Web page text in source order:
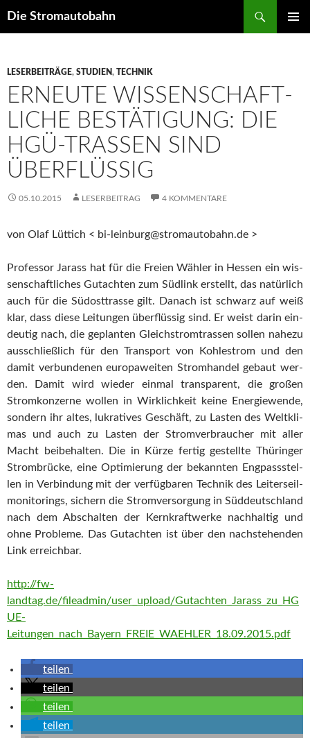
Die Stromautobahn
LESERBEITRÄGE, STUDIEN, TECHNIK
ERNEU­TE WIS­SEN­SCHAFT­
LI­CHE BESTÄ­TI­GUNG: DIE
HGÜ-TRAS­SEN SIND
ÜBERFLÜSSIG
05.10.2015 LESERBEITRAG 4 KOMMENTARE
von Olaf Lüt­tich < bi-leinburg@stromautobahn.de >
Pro­fes­sor Jarass hat für die Frei­en Wäh­ler in Hes­sen ein wis­
sen­schaft­li­ches Gut­ach­ten zum Süd­link erstellt, das natür­lich
auch für die Süd­ost­tras­se gilt. Danach ist schwarz auf weiß
klar, dass die­se Lei­tun­gen über­flüs­sig sind. Er weist dar­in ein­
deu­tig nach, die geplan­ten Gleich­strom­tras­sen sol­len nahe­zu
aus­schließ­lich für den Trans­port von Koh­lestrom und den
damit ver­bun­de­nen euro­pa­wei­ten Strom­han­del gebaut wer­
den. Damit wird wie­der ein­mal trans­pa­rent, die gro­ßen
Strom­kon­zer­ne wol­len in Wirk­lich­keit kei­ne Ener­gie­wen­de,
son­dern ihr altes, lukra­ti­ves Geschäft, zu Las­ten des Welt­kli­
mas und auch zu Las­ten der Strom­ver­brau­cher mit aller
Macht bei­be­hal­ten. Die in Kür­ze fer­tig gestell­te Thü­rin­ger
Strom­brü­cke, eine Opti­mie­rung der bekann­ten Eng­pass­stel­
len in Ver­bin­dung mit der ver­füg­ba­ren Tech­nik des Lei­ter­seil­
mo­ni­to­rings, sichern die Strom­ver­sor­gung in Süd­deutsch­land
nach dem Abschal­ten der Kern­kraft­wer­ke nach­hal­tig und
ohne Pro­ble­me. Das Gut­ach­ten ist über den nach­ste­hen­den
Link erreichbar.
http://fw-
landtag.de/fileadmin/user_upload/Gutachten_Jarass_zu_HG
UE-
Leitungen_nach_Bayern_FREIE_WAEHLER_18.09.2015.pdf
tei­len
tei­len
tei­len
tei­len